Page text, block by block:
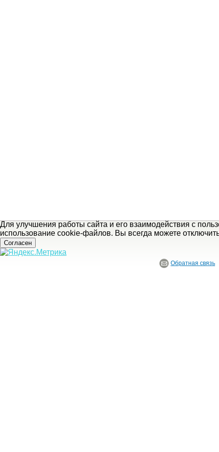
Для улучшения работы сайта и его взаимодействия с
использование cookie-файлов. Вы всегда можете
Согласен
Обратная связь